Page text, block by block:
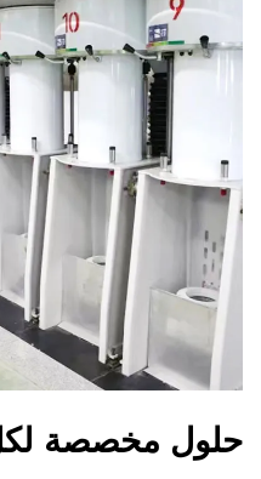
حلول مخصصة